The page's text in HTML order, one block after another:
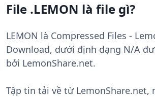
File .LEMON là file gì?
LEMON là Compressed Files -
Download, dưới định dạng N/A
bởi LemonShare.net.
Tập tin tải về từ LemonShare.net,